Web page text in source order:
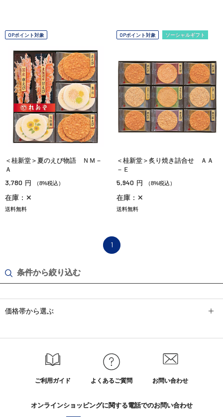
条件から絞り込む
価格帯から選ぶ
OPポイント対象
＜桂新堂＞夏のえび物語 ＮＭ－
Ａ
3,780 円 （8%税込）
在庫：✕
送料無料
OPポイント対象 ソーシャルギフト
＜桂新堂＞炙り焼き詰合せ ＡＡ
－Ｅ
5,940 円 （8%税込）
在庫：✕
送料無料
1
ご利用ガイド よくあるご質問 お問い合わせ
オンラインショッピングに関する電話でのお問い合わせ